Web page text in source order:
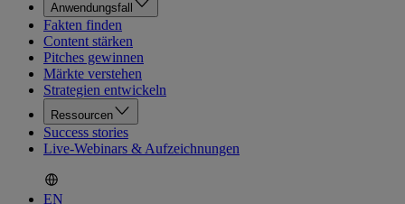
Anwendungsfall
Fakten finden
Content stärken
Pitches gewinnen
Märkte verstehen
Strategien entwickeln
Ressourcen
Success stories
Live-Webinars & Aufzeichnungen
EN